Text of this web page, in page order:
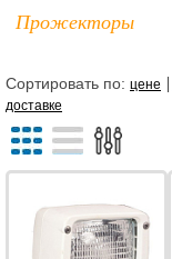
Прожекторы
Сортировать по: цене
доставке